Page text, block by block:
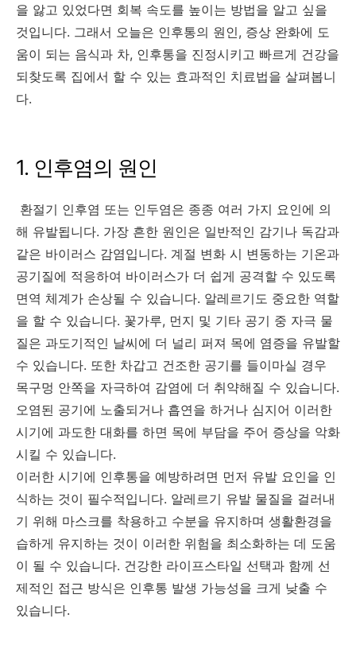
을 앓고 있었다면 회복 속도를 높이는 방법을 알고 싶을
것입니다. 그래서 오늘은 인후통의 원인, 증상 완화에 도
움이 되는 음식과 차, 인후통을 진정시키고 빠르게 건강을
되찾도록 집에서 할 수 있는 효과적인 치료법을 살펴봅니
다.
1. 인후염의 원인
환절기 인후염 또는 인두염은 종종 여러 가지 요인에 의
해 유발됩니다. 가장 흔한 원인은 일반적인 감기나 독감과
같은 바이러스 감염입니다. 계절 변화 시 변동하는 기온과
공기질에 적응하여 바이러스가 더 쉽게 공격할 수 있도록
면역 체계가 손상될 수 있습니다. 알레르기도 중요한 역할
을 할 수 있습니다. 꽃가루, 먼지 및 기타 공기 중 자극 물
질은 과도기적인 날씨에 더 널리 퍼져 목에 염증을 유발할
수 있습니다. 또한 차갑고 건조한 공기를 들이마실 경우
목구멍 안쪽을 자극하여 감염에 더 취약해질 수 있습니다.
오염된 공기에 노출되거나 흡연을 하거나 심지어 이러한
시기에 과도한 대화를 하면 목에 부담을 주어 증상을 악화
시킬 수 있습니다.
이러한 시기에 인후통을 예방하려면 먼저 유발 요인을 인
식하는 것이 필수적입니다. 알레르기 유발 물질을 걸러내
기 위해 마스크를 착용하고 수분을 유지하며 생활환경을
습하게 유지하는 것이 이러한 위험을 최소화하는 데 도움
이 될 수 있습니다. 건강한 라이프스타일 선택과 함께 선
제적인 접근 방식은 인후통 발생 가능성을 크게 낮출 수
있습니다.